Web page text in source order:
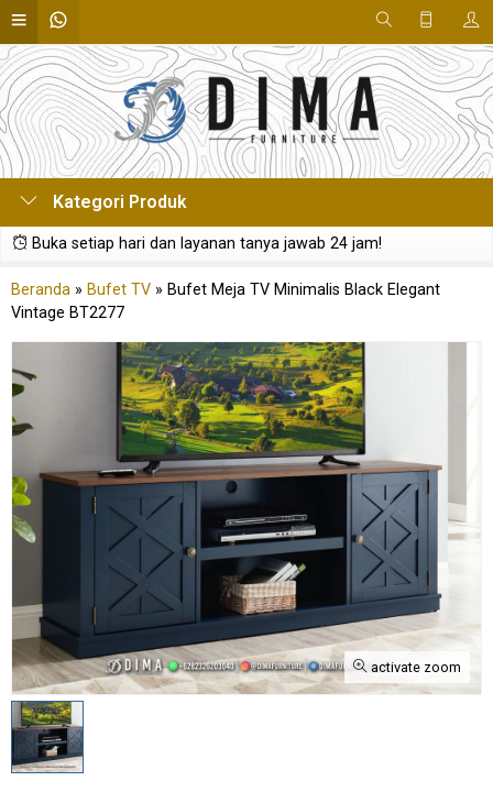
Kategori Produk
Buka setiap hari dan layanan tanya jawab 24 jam!
Beranda » Bufet TV » Bufet Meja TV Minimalis Black Elegant
Vintage BT2277
activate zoom